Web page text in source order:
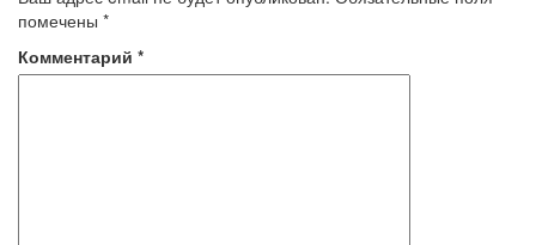
помечены *
Комментарий *